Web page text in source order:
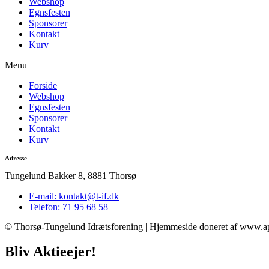
Egnsfesten
Sponsorer
Kontakt
Kurv
Menu
Forside
Webshop
Egnsfesten
Sponsorer
Kontakt
Kurv
Adresse
Tungelund Bakker 8, 8881 Thorsø
E-mail: kontakt@t-if.dk
Telefon: 71 95 68 58
© Thorsø-Tungelund Idrætsforening | Hjemmeside doneret af
Bliv Aktieejer!